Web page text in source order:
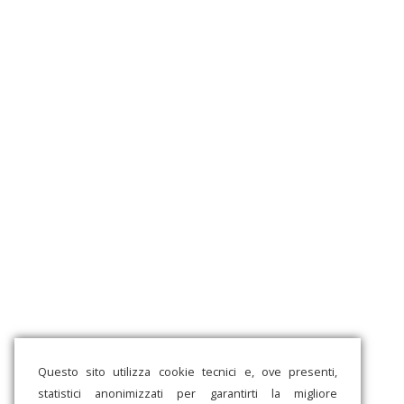
Questo sito utilizza cookie tecnici e, ove presenti,
statistici anonimizzati per garantirti la migliore